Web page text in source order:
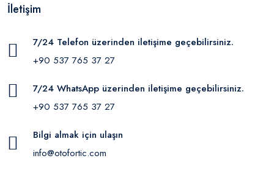
İletişim
7/24 Telefon üzerinden iletişime geçebilirsiniz.
+90 537 765 37 27
7/24 WhatsApp üzerinden iletişime geçebilirsiniz.
+90 537 765 37 27
Bilgi almak için ulaşın
info@otofortic.com